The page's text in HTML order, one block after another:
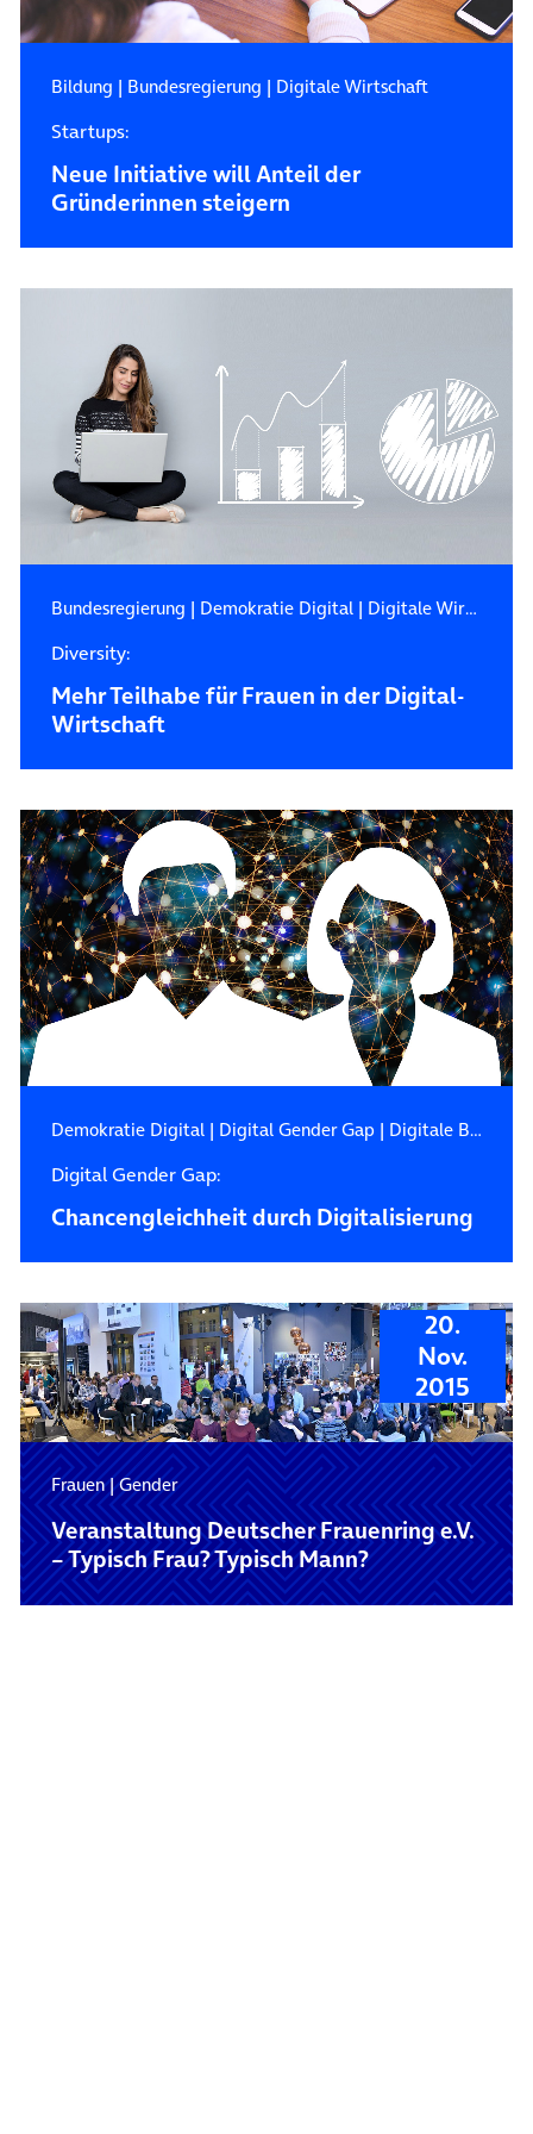
Bildung | Bundesregierung | Digitale Wirtschaft
Startups:
Neue Initiative will Anteil der
Gründerinnen steigern
Bundesregierung | Demokratie Digital| Digitale Wirtschaft
Diversity:
Mehr Teilhabe für Frauen in der Digital-
Wirtschaft
Demokratie Digital| Digital Gender Gap | Digitale Bildung
Digital Gender Gap:
Chancengleichheit durch Digitalisierung
20.
Nov.
2015
Frauen|Gender
Veranstaltung Deutscher Frauenring e.V.
– Typisch Frau? Typisch Mann?